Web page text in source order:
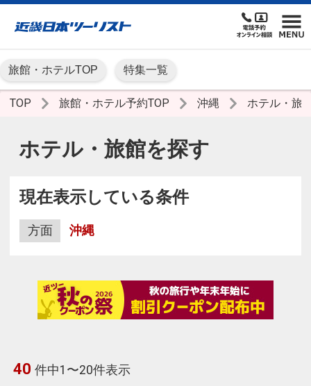
旅館・ホテルTOP 特集一覧
TOP 旅館・ホテル予約TOP 沖縄 ホテル・旅
ホテル・旅館を探す
現在表示している条件
方面 沖縄
40 件中1〜20件表示